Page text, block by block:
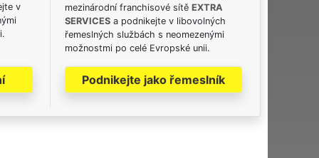
v
mezinárodní franchisové sítě EXTRA
SERVICES a podnikejte v libovolných
řemeslných službách s neomezenými
možnostmi po celé Evropské unii.
Podnikejte jako řemeslník